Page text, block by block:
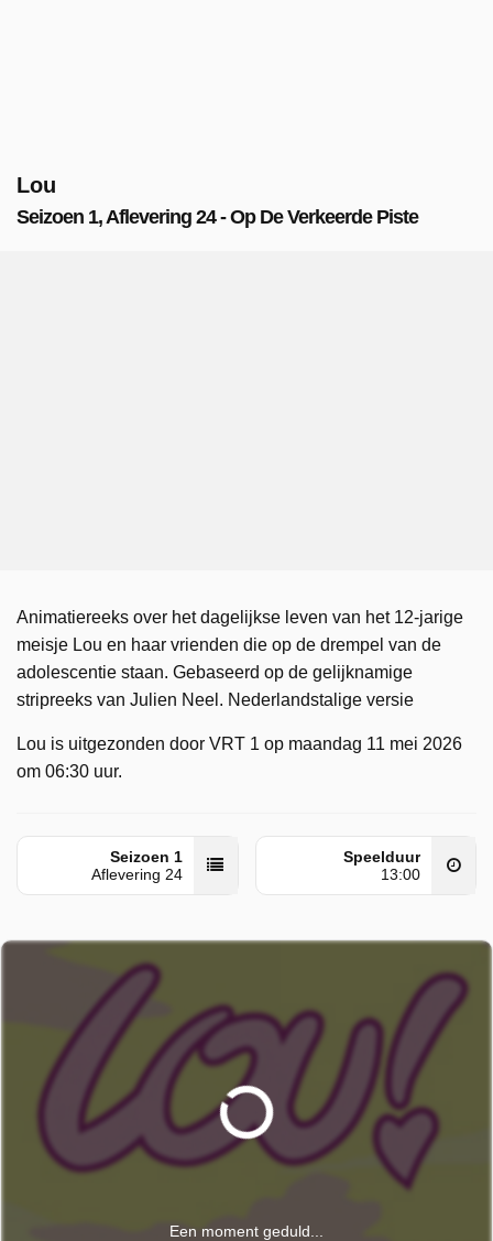
Lou
Seizoen 1, Aflevering 24 - Op De Verkeerde Piste
Animatiereeks over het dagelijkse leven van het 12-jarige
meisje Lou en haar vrienden die op de drempel van de
adolescentie staan. Gebaseerd op de gelijknamige
stripreeks van Julien Neel. Nederlandstalige versie
Lou is uitgezonden door VRT 1 op maandag 11 mei 2026
om 06:30 uur.
Seizoen 1
Aflevering 24
Speelduur
13:00
Een moment geduld...